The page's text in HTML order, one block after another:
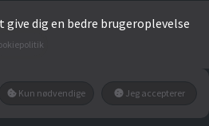
to wishlist
LÆG I KURV
give dig en bedre brugeroplevelse
Kun nødvendige Jeg accepterer